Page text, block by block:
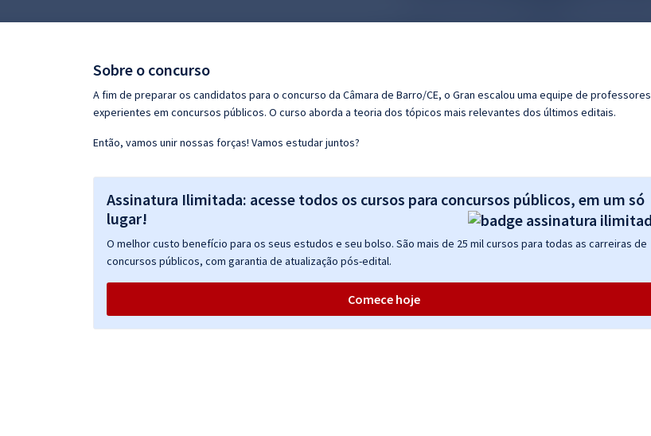
Conteúdo gratuito
Sobre o concurso
A fim de preparar os candidatos para o concurso da Câmara de Barro/CE, o Gran escalou uma equipe de professores
experientes em concursos públicos. O curso aborda a teoria dos tópicos mais relevantes dos últimos editais.
Então, vamos unir nossas forças! Vamos estudar juntos?
Assinatura Ilimitada: acesse todos os cursos para concursos públicos, em um só
lugar!
O melhor custo benefício para os seus estudos e seu bolso. São mais de 25 mil cursos para todas as carreiras de
concursos públicos, com garantia de atualização pós-edital.
Comece hoje